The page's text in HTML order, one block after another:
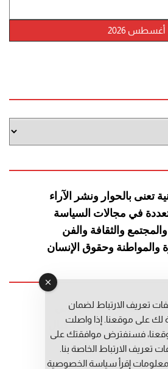
أغسطس 2026
تعنى بالحوار ونشر الآراء
في مجالات السياسة
والثقافة والفن
والمواطنة وحقوق الإنسان
عبد الرحيم التوراني
المساعد: المعطي قبال
فاطمة حوحو
تعريف الارتباط لضمان
لك على موقعنا. إذا واصلت
فسنفترض موافقتك على
تعريف الارتباط الخاصة بنا.
إقرأ سياسة الخصوصية